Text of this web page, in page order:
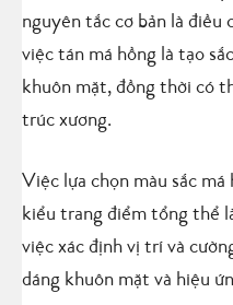
nguyên tắc cơ bản là
việc tán má hồng là tạo
khuôn mặt, đồng thời có
trúc xương.
Việc lựa chọn màu sắc
kiểu trang điểm tổng thể
việc xác định vị trí và
dáng khuôn mặt và hiệu